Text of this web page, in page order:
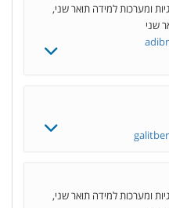
ומערכות למידה תואר שני,
שני
ומערכות למידה תואר שני,